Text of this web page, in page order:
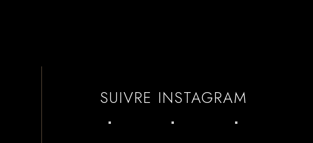
SUIVRE INSTAGRAM